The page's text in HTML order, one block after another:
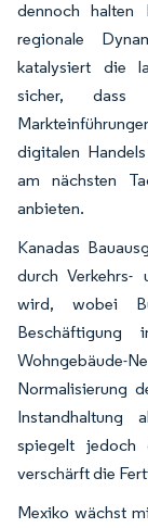
dennoch halten
regionale
katalysiert die
sicher, dass
digitalen
am nächsten
anbieten.
Kanadas
durch Verkehrs-
wird, wobei
Beschäftigung
Wohngebäude-
Normalisierung
Instandhaltung
spiegelt jedoch
verschärft die
Mexiko wächst